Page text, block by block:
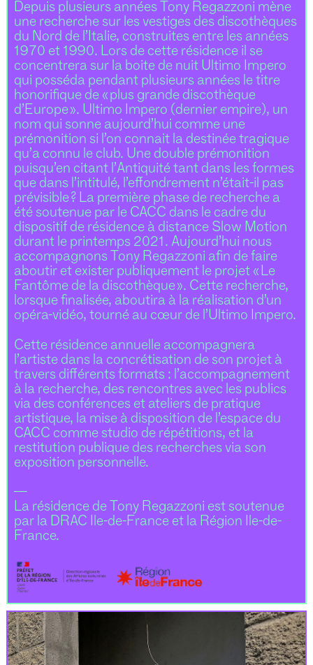
Depuis plusieurs années Tony Regazzoni mène
une recherche sur les vestiges des discothèques
du Nord de l’Italie, construites entre les années
1970 et 1990. Lors de cette résidence il se
concentrera sur la boite de nuit Ultimo Impero
qui posséda pendant plusieurs années le titre
honorifique de « plus grande discothèque
d’Europe ». Ultimo Impero (dernier empire), un
nom qui sonne aujourd’hui comme une
prémonition si l’on connait la destinée tragique
qu’a connu le club. Une double prémonition
puisqu’en citant l’Antiquité tant dans les formes
que dans l’intitulé, l’effondrement n’était-il pas
prévisible ? La première phase de recherche a
été soutenue par le CACC dans le cadre du
dispositif de résidence à distance Slow Motion
durant le printemps 2021. Aujourd’hui nous
accompagnons Tony Regazzoni afin de faire
aboutir et exister publiquement le projet « Le
Fantôme de la discothèque ». Cette recherche,
lorsque finalisée, aboutira à la réalisation d’un
opéra-vidéo, tourné au cœur de l’Ultimo Impero.
Cette résidence annuelle accompagnera
l’artiste dans la concrétisation de son projet à
travers différents formats : l’accompagnement
à la recherche, des rencontres avec les publics
via des conférences et ateliers de pratique
artistique, la mise à disposition de l’espace du
CACC comme studio de répétitions, et la
restitution publique des recherches via son
exposition personnelle.
—
La résidence de Tony Regazzoni est soutenue
par la DRAC Ile-de-France et la Région Ile-de-
France.